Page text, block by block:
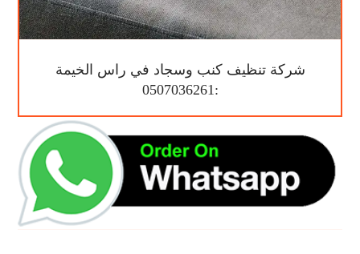
شركة تنظيف كنب وسجاد في راس الخيمة
:0507036261